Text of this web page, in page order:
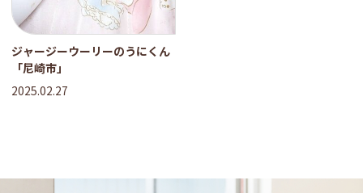
ジャージーウーリーのうにくん
「尼崎市」
2025.02.27